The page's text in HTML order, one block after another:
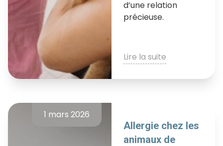
d’une relation
précieuse.
Lire la suite
1 mars 2026
Allergie chez les
animaux de